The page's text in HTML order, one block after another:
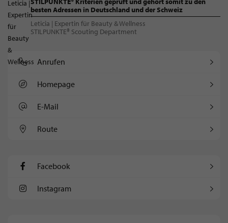
besten Adressen in Deutschland und der Schweiz
Leticia | Expertin für Beauty & Wellness
STILPUNKTE® Scouting Department
Anrufen
Homepage
E-Mail
Route
Facebook
Instagram